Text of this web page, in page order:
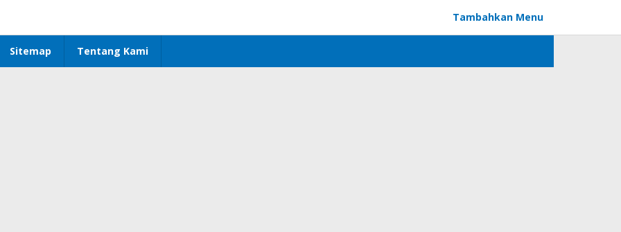
Tambahkan Menu
Sitemap Tentang Kami